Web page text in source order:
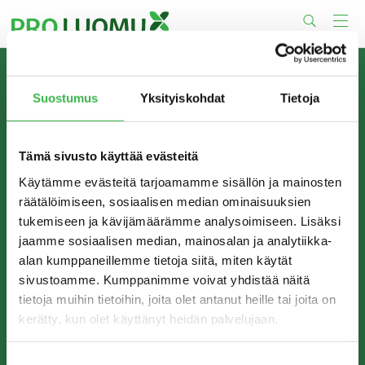
Suostumus Yksityiskohdat Tietoja
Tämä sivusto käyttää evästeitä
Käytämme evästeitä tarjoamamme sisällön ja mainosten
räätälöimiseen, sosiaalisen median ominaisuuksien
tukemiseen ja kävijämäärämme analysoimiseen. Lisäksi
jaamme sosiaalisen median, mainosalan ja analytiikka-
alan kumppaneillemme tietoja siitä, miten käytät
sivustoamme. Kumppanimme voivat yhdistää näitä
tietoja muihin tietoihin, joita olet antanut heille tai joita on
kerätty, kun olet käyttänyt heidän palvelujaan.
to
content
TIETOA MEISTÄ
Pro Luomu on luomualan yhteistyöorganisaatio, joka